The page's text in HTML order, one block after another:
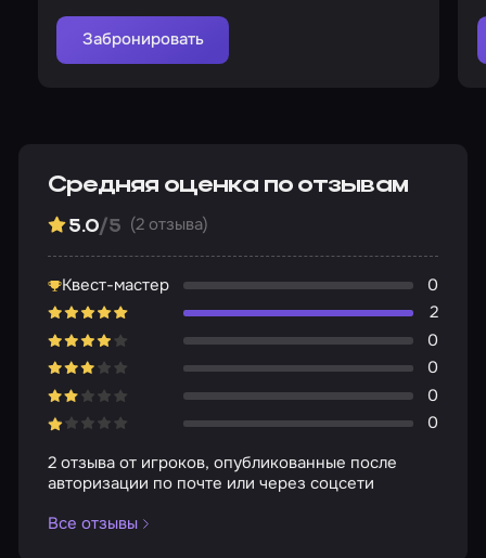
Забронировать
Средняя оценка по отзывам
5.0/5 (2 отзыва)
Квест-мастер
0
2
0
0
0
0
2 отзыва от игроков, опубликованные после
авторизации по почте или через соцсети
Все отзывы